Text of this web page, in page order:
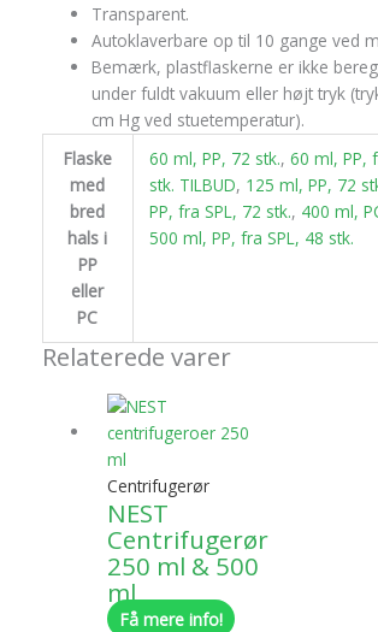
Transparent.
Autoklaverbare op til 10 gange ved
Bemærk, plastflaskerne er ikke
under fuldt vakuum eller højt tryk
cm Hg ved stuetemperatur).
Flaske
med
bred
hals i
PP
eller
PC
60 ml, PP, 72 stk.,60 ml, PP,
stk. TILBUD, 125 ml, PP, 72
PP, fra SPL, 72 stk., 400 ml,
500 ml, PP, fra SPL, 48 stk.
Relaterede varer
Centrifugerør
NEST
Centrifugerør
250 ml & 500
ml
Få mere info!